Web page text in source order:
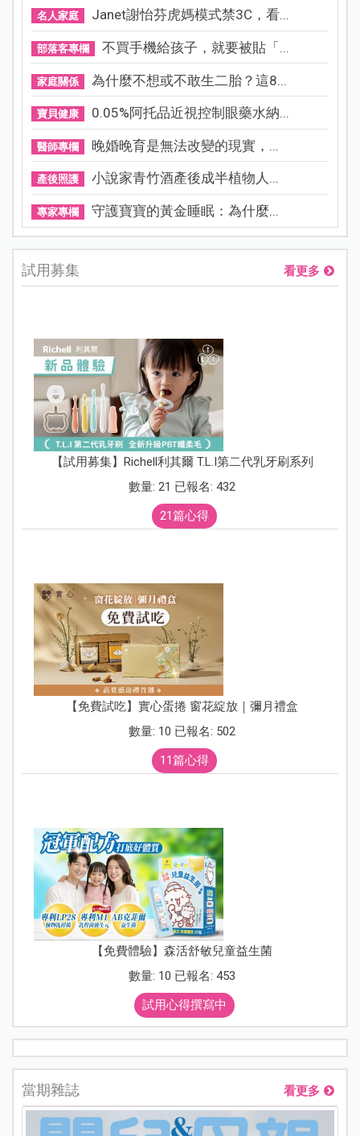
名人家庭 Janet謝怡芬虎媽模式禁3C，看...
部落客專欄 不買手機給孩子，就要被貼「...
家庭關係 為什麼不想或不敢生二胎？這8...
寶貝健康 0.05%阿托品近視控制眼藥水納...
醫師專欄 晚婚晚育是無法改變的現實，...
產後照護 小說家青竹酒產後成半植物人...
專家專欄 守護寶寶的黃金睡眠：為什麼...
試用募集 看更多
【試用募集】Richell利其爾 T.L.I第二代乳牙刷系列
數量: 21 已報名: 432
21篇心得
【免費試吃】實心蛋捲 窗花綻放｜彌月禮盒
數量: 10 已報名: 502
11篇心得
【免費體驗】森活舒敏兒童益生菌
數量: 10 已報名: 453
試用心得撰寫中
當期雜誌 看更多